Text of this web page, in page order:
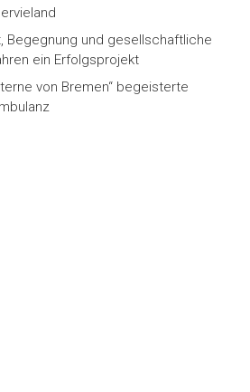
Begegnung und gesellschaftliche
ein Erfolgsprojekt
von Bremen“ begeisterte